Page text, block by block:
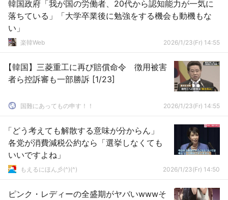
韓国政府「我が国の労働者、20代から認知能力が一気に
落ちている」「大学卒業後に勉強をする機会も動機もな
い」
楽韓Web 2026/1/23(Fr) 14:55
【韓国】三菱重工に再び賠償命令 徴用被害
者ら控訴審も一部勝訴 [1/23]
国難にあってもの申す！！ 2026/1/23(Fr) 14:55
「どう考えても解散する意味が分からん」
各党が消費減税公約なら「選挙しなくても
いいですよね」
もえるにほん彡(^)(^) 2026/1/23(Fr) 14:50
ピンク・レディーの全盛期がヤバいwwwそ